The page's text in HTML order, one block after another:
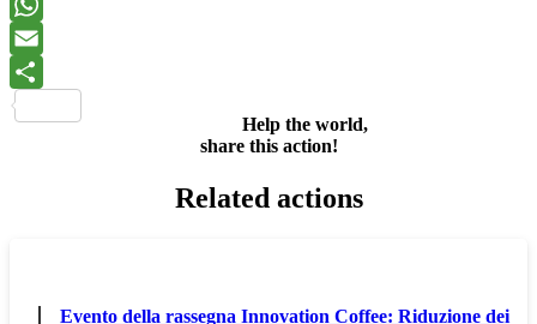
Help the world,
share this action!
Related actions
Evento della rassegna Innovation Coffee: Riduzione dei